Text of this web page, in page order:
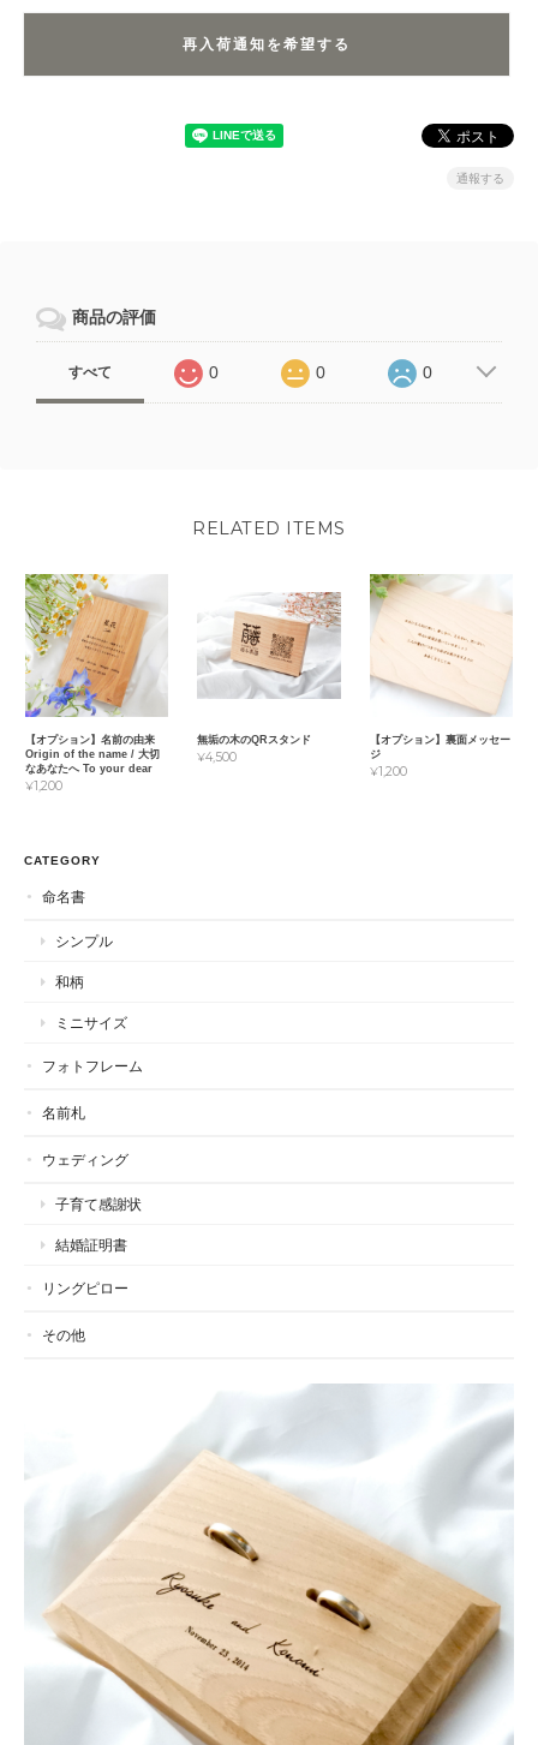
再入荷通知を希望する
通報する
商品の評価
すべて 0 0 0
RELATED ITEMS
【オプション】名前の由来
Origin of the name / 大切
なあなたへ To your dear
¥1,200
無垢の木のQRスタンド
¥4,500
【オプション】裏面メッセー
ジ
¥1,200
CATEGORY
命名書
シンプル
和柄
ミニサイズ
フォトフレーム
名前札
ウェディング
子育て感謝状
結婚証明書
リングピロー
その他